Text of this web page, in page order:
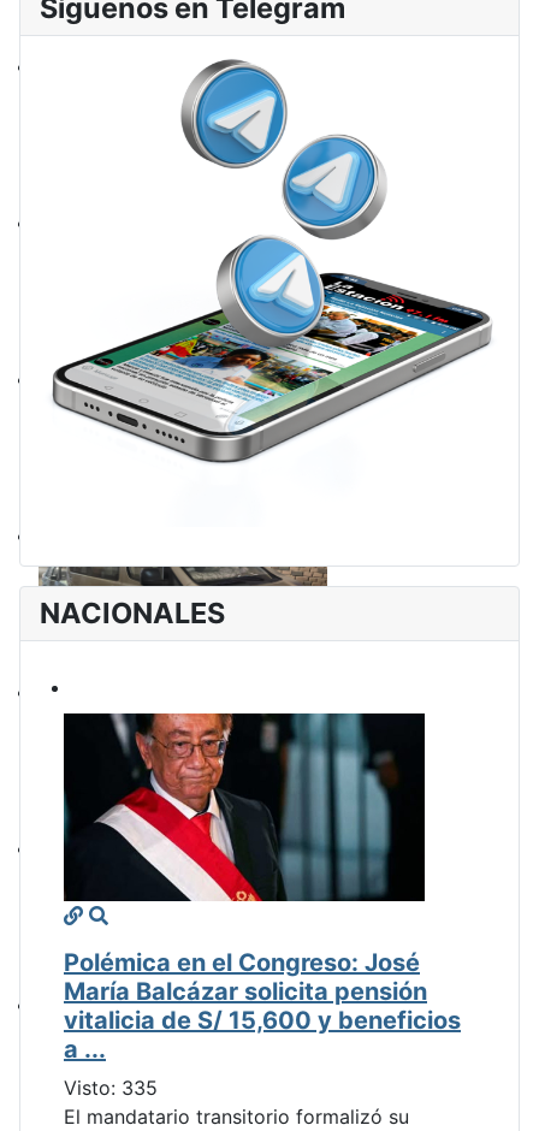
Síguenos en Telegram
NACIONALES
Polémica en el Congreso: José
María Balcázar solicita pensión
vitalicia de S/ 15,600 y beneficios
a ...
Visto: 335
El mandatario transitorio formalizó su